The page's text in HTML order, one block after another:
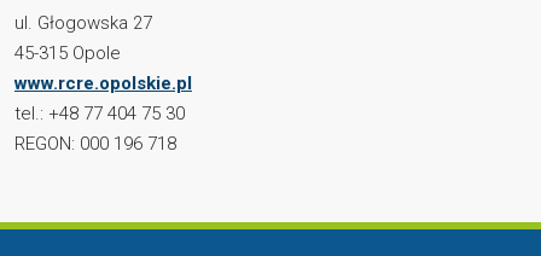
ul. Głogowska 27
45-315 Opole
www.rcre.opolskie.pl
tel.: +48 77 404 75 30
REGON: 000 196 718